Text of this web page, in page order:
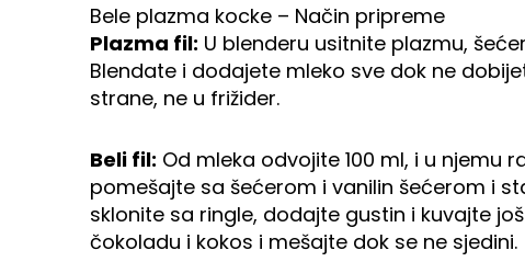
Bele plazma kocke – Način pripreme
Plazma fil: U blenderu usitnite plazmu,
Blendate i dodajete mleko sve dok ne
strane, ne u frižider.
Beli fil: Od mleka odvojite 100 ml, i u njemu
pomešajte sa šećerom i vanilin šećerom i
sklonite sa ringle, dodajte gustin i kuvajte
čokoladu i kokos i mešajte dok se ne sjedini.